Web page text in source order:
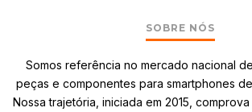
SOBRE NÓS
Somos referência no mercado nacional
peças e componentes para smartphones
Nossa trajetória, iniciada em 2015,